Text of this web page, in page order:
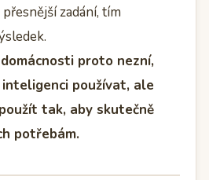
zadání, tím
proto nezní,
používat, ale
tak, aby skutečně
potřebám.